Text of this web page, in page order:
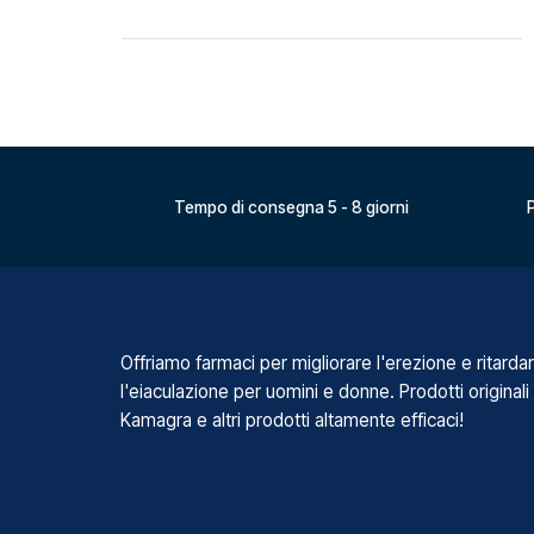
Tempo di consegna 5 - 8 giorni
Offriamo farmaci per migliorare l'erezione e
l'eiaculazione per uomini e donne. Prodotti originali
Kamagra e altri prodotti altamente efficaci!